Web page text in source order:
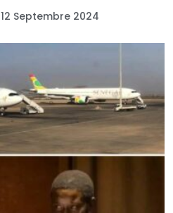
12 Septembre 2024